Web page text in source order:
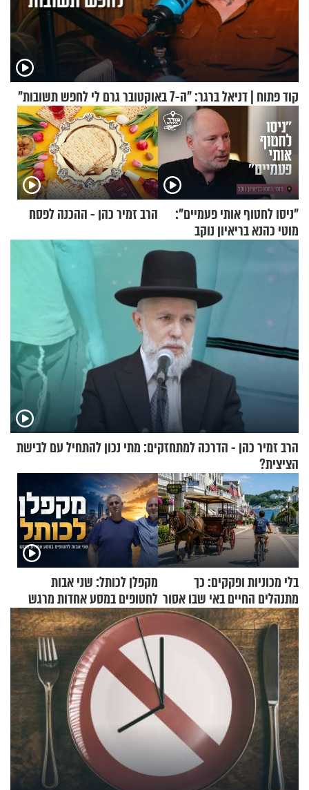
קוד פתוח | דניאל ברגר: "ה-7 באוקטובר גרם לי לחפש תשובות"
"ניסו לחטוף אותי פעמיים":
מוטי כהנא בריאיון נוקב
הרב זמיר כהן - ההכנה לפסח
הרב זמיר כהן - הדרכה למתחזקים: מתי נכון להתחיל עם לבישת
הציצית?
בלי מכוניות ופקקים: כך
מתנהלים החיים באי שבו אסור
לנהוג כבר יותר מ-120 שנה
מקפלן לכותל: שני אבות
לחטופים במסע אחדות מרגש